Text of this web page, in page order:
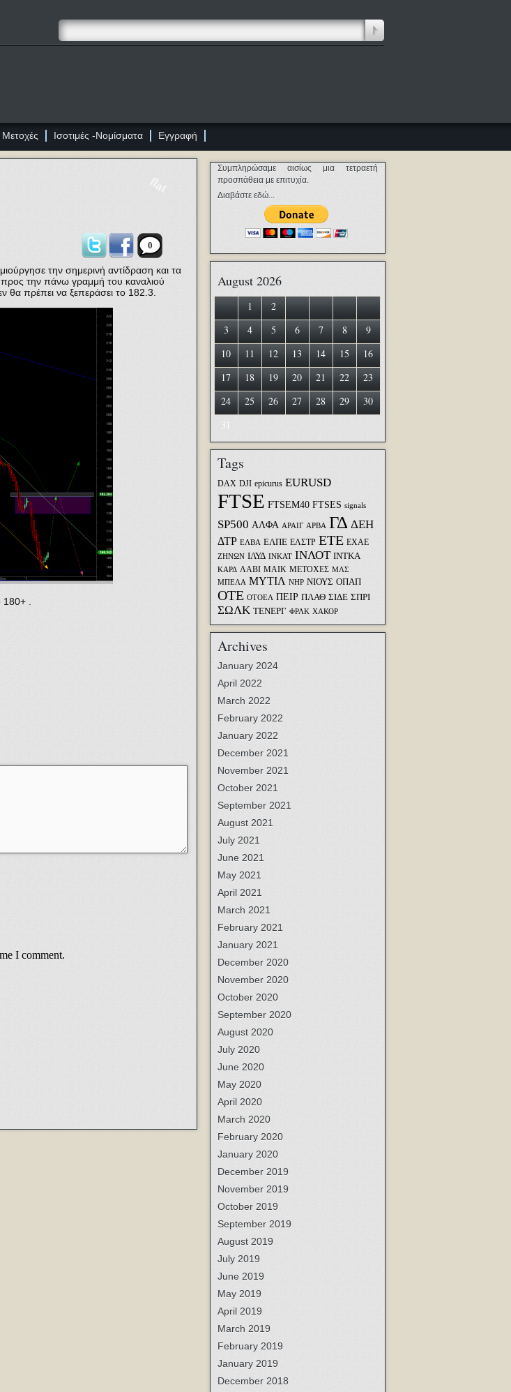
Μετοχές Ισοτιμές -Νομίσματα Εγγραφή
0
την σημερινή αντίδραση και τα
την πάνω γραμμή του καναλιού
θα πρέπει να ξεπεράσει το 182.3.
.
I comment.
Συμπληρώσαμε αισίως μια τετραετή
προσπάθεια με επιτυχία.
Διαβάστε εδώ...
August 2026
1
2
3
4 5 6 7 8
9
10
11 12 13 14 15
16
17
18 19 20 21 22
23
24
25 26 27 28 29
30
31
Tags
DAX DJI epicurus EURUSD
FTSE FTSEM40 FTSES signals
SP500 ΑΛΦΑ ΑΡΑΙΓ ΑΡΒΑ ΓΔ ΔΕΗ
ΔΤΡ ΕΛΒΑ ΕΛΠΕ ΕΛΣΤΡ ΕΤΕ ΕΧΑΕ
ΖΗΝΩΝ ΙΛΥΔ ΙΝΚΑΤ ΙΝΛΟΤ ΙΝΤΚΑ
ΚΑΡΔ ΛΑΒΙ ΜΑΙΚ ΜΕΤΟΧΕΣ ΜΛΣ
ΜΠΕΛΑ ΜΥΤΙΛ ΝΗΡ ΝΙΟΥΣ ΟΠΑΠ
ΟΤΕ ΟΤΟΕΛ ΠΕΙΡ ΠΛΑΘ ΣΙΔΕ ΣΠΡΙ
ΣΩΛΚ ΤΕΝΕΡΓ ΦΡΛΚ ΧΑΚΟΡ
Archives
January 2024
April 2022
March 2022
February 2022
January 2022
December 2021
November 2021
October 2021
September 2021
August 2021
July 2021
June 2021
May 2021
April 2021
March 2021
February 2021
January 2021
December 2020
November 2020
October 2020
September 2020
August 2020
July 2020
June 2020
May 2020
April 2020
March 2020
February 2020
January 2020
December 2019
November 2019
October 2019
September 2019
August 2019
July 2019
June 2019
May 2019
April 2019
March 2019
February 2019
January 2019
December 2018